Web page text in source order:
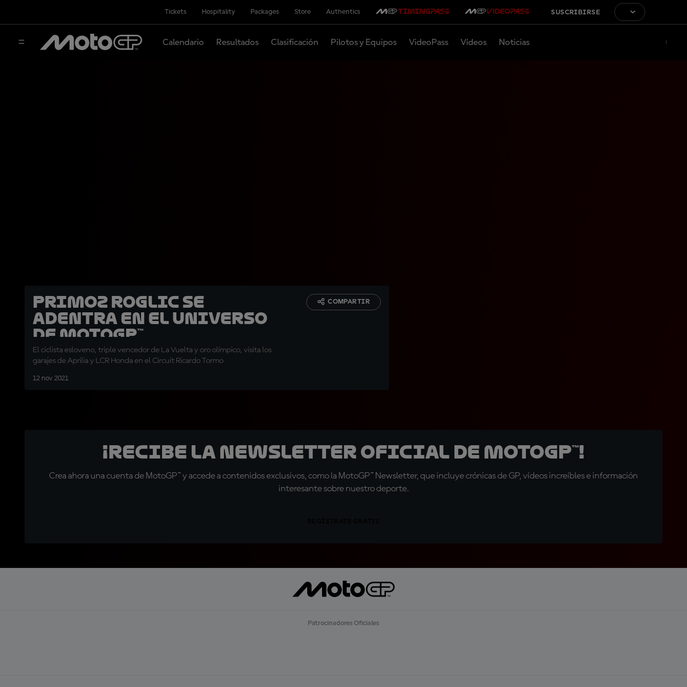
Tickets Hospitality Packages Store Authentics SUSCRIBIRSE
Calendario Resultados Clasificación Pilotos y Equipos VideoPass Vídeos Noticias
Primoz Roglic se
adentra en el universo
de MotoGP™
El ciclista esloveno, triple vencedor de La Vuelta y oro olímpico, visita los
garajes de Aprilia y LCR Honda en el Circuit Ricardo Tormo
12 nov 2021
COMPARTIR
¡Recibe la Newsletter oficial de MotoGP™!
Crea ahora una cuenta de MotoGP™ y accede a contenidos exclusivos, como la MotoGP™ Newsletter, que incluye crónicas de GP, vídeos increíbles e información
interesante sobre nuestro deporte.
Patrocinadores Oficiales